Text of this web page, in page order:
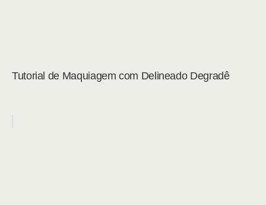
Tutorial de Maquiagem com Delineado Degradê